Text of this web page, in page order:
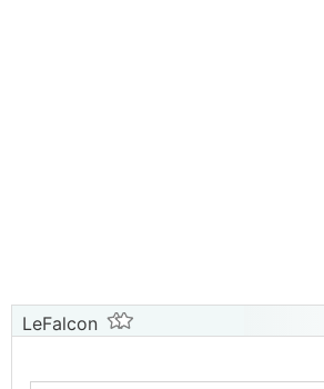
LeFalcon